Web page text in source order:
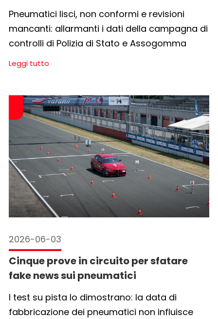
Pneumatici lisci, non conformi e revisioni
mancanti: allarmanti i dati della campagna di
controlli di Polizia di Stato e Assogomma
Leggi tutto
2026-06-03
Cinque prove in circuito per sfatare
fake news sui pneumatici
I test su pista lo dimostrano: la data di
fabbricazione dei pneumatici non influisce